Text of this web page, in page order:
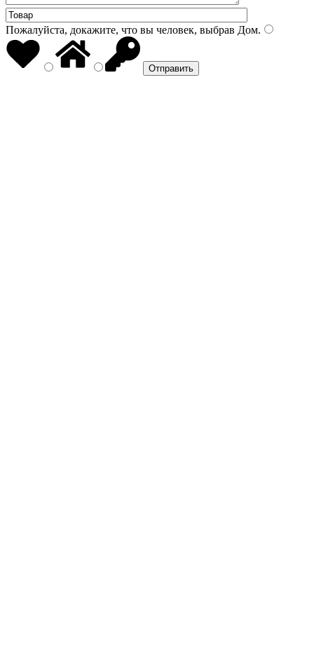
Пожалуйста, докажите, что вы человек, выбрав Дом.